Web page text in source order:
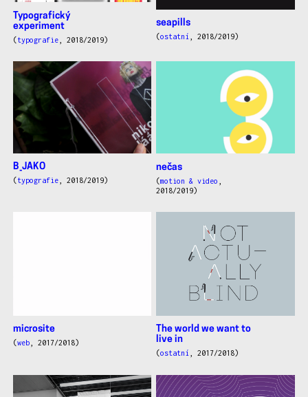
Typografický
experiment
(typografie, 2018/2019)
seapills
(ostatní , 2018/2019)
B_JAKO
( typografie, 2018/2019)
nečas
(motion & video
2018/2019)
microsite
(web, 2017/2018)
The world we want to
live in
(ostatní , 2017/2018)